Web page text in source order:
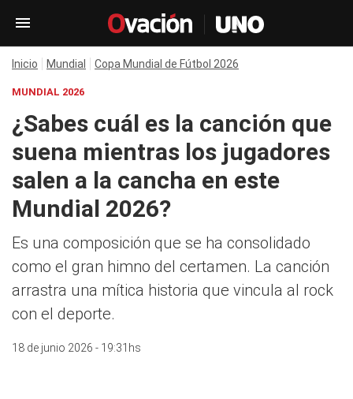
Inicio Mundial Copa Mundial de Fútbol 2026
MUNDIAL 2026
¿Sabes cuál es la canción que
suena mientras los jugadores
salen a la cancha en este
Mundial 2026?
Es una composición que se ha consolidado
como el gran himno del certamen. La canción
arrastra una mítica historia que vincula al rock
con el deporte.
18 de junio 2026 - 19:31hs